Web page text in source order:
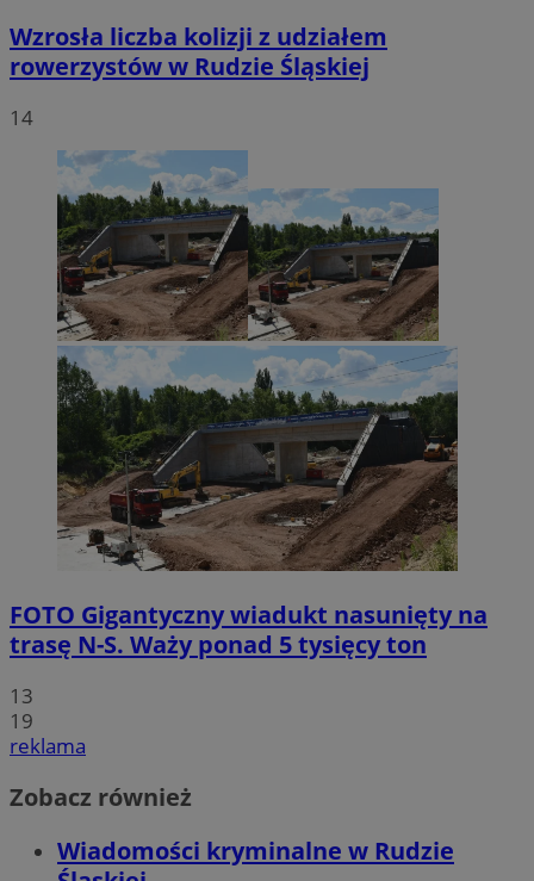
Wzrosła liczba kolizji z udziałem
rowerzystów w Rudzie Śląskiej
14
FOTO Gigantyczny wiadukt nasunięty na
trasę N-S. Waży ponad 5 tysięcy ton
13
19
reklama
Zobacz również
Wiadomości kryminalne w Rudzie